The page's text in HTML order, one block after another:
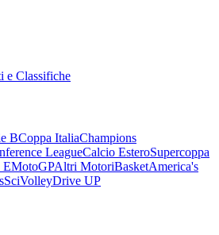
e Classifiche
BCoppa ItaliaChampions
LeagueCalcio EsteroSupercoppa
EMotoGPAltri MotoriBasketAmerica's
SciVolleyDrive UP